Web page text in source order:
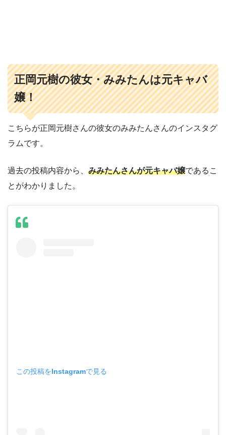
正岡元樹の彼女・みみたんは元キャバ
嬢！
こちらが正岡元樹さんの彼女のみみたんさんのインスタグ
ラムです。
過去の投稿内容から、 みみたんさんが元キャバ嬢であるこ
とがわかりました。
この投稿をInstagramで見る